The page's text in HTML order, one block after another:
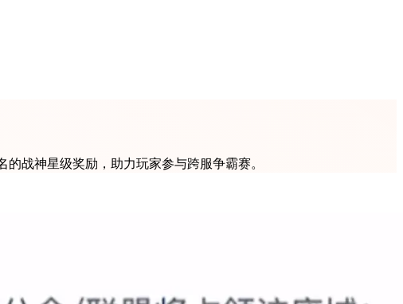
战神星级奖励，助力玩家参与跨服争霸赛。